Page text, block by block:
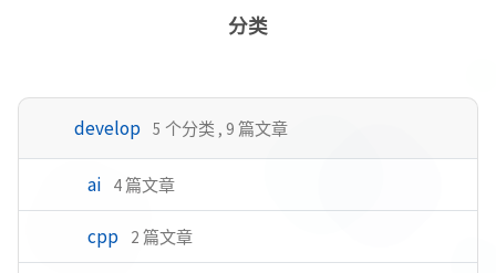
分类
develop 5 个分类 , 9 篇文章
ai 4 篇文章
cpp 2 篇文章